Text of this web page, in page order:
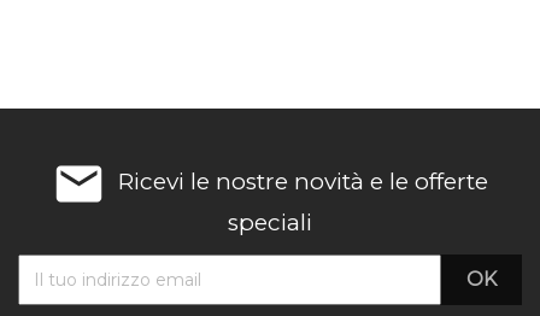
email
Ricevi le nostre novità e le offerte
speciali